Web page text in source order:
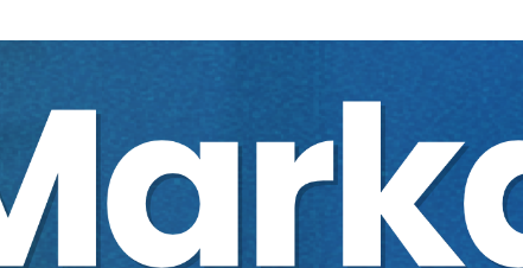
Prof. Dr. Sezer ÇABRİ:
Yenilenmiş Ürünlerde
Satıcının Sorumluluğu
Prof. Dr. Hayrunnisa ÖZDEMİR:
Stoksuz
Satışlarda Tüketicinin Korunması